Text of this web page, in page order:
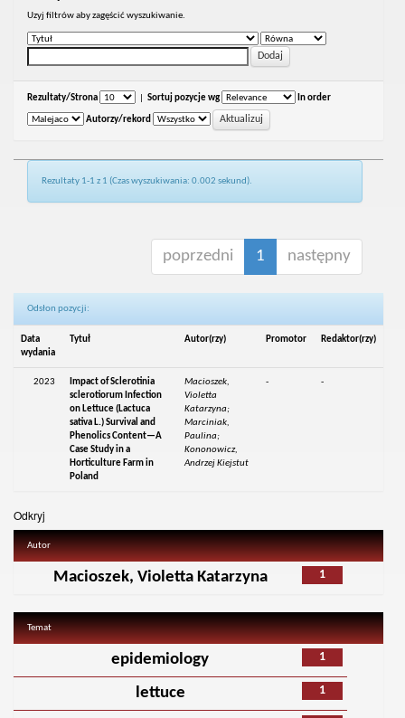
Uzyj filtrów aby zagęścić wyszukiwanie.
Rezultaty/Strona Sortuj pozycje wg In order
Autorzy/rekord
Rezultaty 1-1 z 1 (Czas wyszukiwania: 0.002 sekund).
poprzedni 1 następny
Odsłon pozycji:
Data
wydania
Tytuł Autor(rzy) Promotor Redaktor(rzy)
2023
Impact of Sclerotinia
sclerotiorum Infection
on Lettuce (Lactuca
sativa L.) Survival and
Phenolics Content—A
Case Study in a
Horticulture Farm in
Poland
Macioszek,
Violetta
Katarzyna;
Marciniak,
Paulina;
Kononowicz,
Andrzej Kiejstut
- -
Odkryj
Autor
1
Macioszek, Violetta Katarzyna
Temat
1
epidemiology
1
lettuce